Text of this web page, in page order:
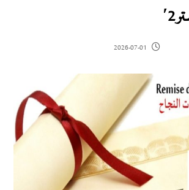
2026-07-01